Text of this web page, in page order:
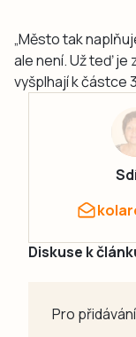
„Město tak
ale není. Už teď je
vyšplhají k částce
Diskuse k
Pro